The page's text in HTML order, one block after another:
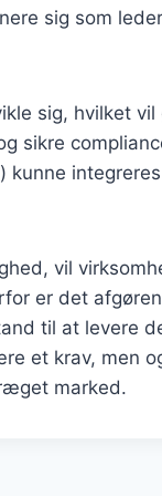
sig som
sig, hvilket
sikre
kunne
vil
er det
til at levere
et krav, men
marked.